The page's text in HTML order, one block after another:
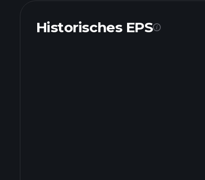
Historisches EPS